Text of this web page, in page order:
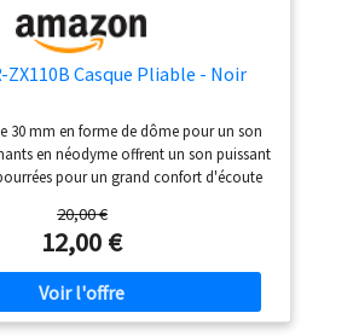
ZX110B Casque Pliable - Noir
30 mm en forme de dôme pour un son
en néodyme offrent un son puissant
pour un grand confort d'écoute
1.2 mètres
20,00 €
12,00 €